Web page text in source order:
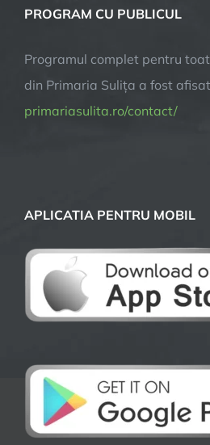
PROGRAM CU PUBLICUL
Programul complet pentru
din Primaria Sulița a fost
primariasulita.ro/contact/
APLICATIA PENTRU MOBIL